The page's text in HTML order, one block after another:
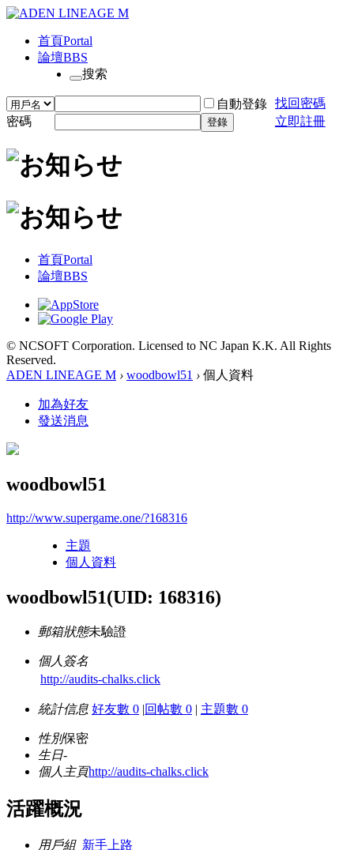
首頁Portal
論壇BBS
搜索
自動登錄 找回密碼
密碼
登錄 立即註冊
首頁Portal
論壇BBS
© NCSOFT Corporation. Licensed to NC Japan K.K. All Rights
Reserved.
ADEN LINEAGE M › woodbowl51 › 個人資料
加為好友
發送消息
woodbowl51
http://www.supergame.one/?168316
主題
個人資料
woodbowl51(UID: 168316)
郵箱狀態未驗證
個人簽名
http://audits-chalks.click
統計信息 好友數 0 |回帖數 0 | 主題數 0
性別保密
生日-
個人主頁http://audits-chalks.click
活躍概況
用戶組 新手上路